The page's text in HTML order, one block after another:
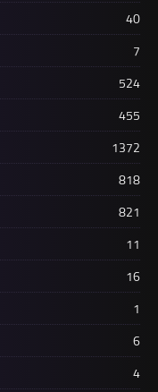
40
7
524
455
1372
818
821
11
16
1
6
4